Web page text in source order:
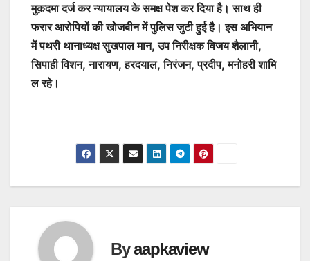
मुक़दमा दर्ज कर न्यायालय के समक्ष पेश कर दिया है। साथ ही
फरार आरोपियों की खोजबीन में पुलिस जुटी हुई है। इस अभियान
में पथरी थानाध्यक्ष सुखपाल मान, उप निरीक्षक विजय शैलानी,
सिपाही विशन, नारायण, हरदयाल, निरंजन, प्रदीप, मनोहरी शामि
ल रहे।
Byaapkaview